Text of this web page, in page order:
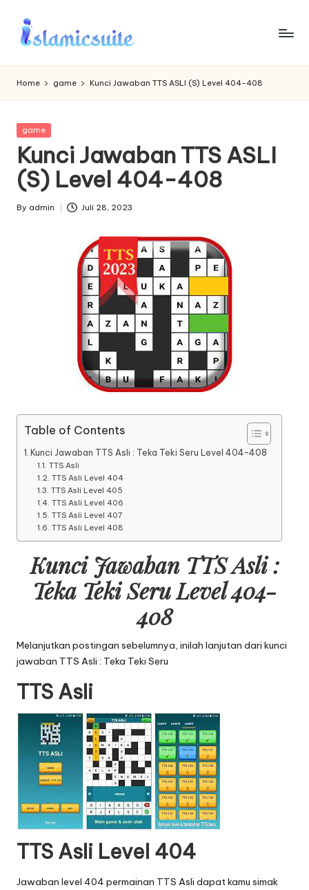
Skip
Home game Kunci Jawaban TTS ASLI (S) Level 404-408
Posted
game
Kunci Jawaban TTS ASLI
(S) Level 404-408
Posted
By admin Juli 28, 2023
Table of Contents
Kunci Jawaban TTS Asli : Teka Teki Seru Level 404-408
TTS Asli
TTS Asli Level 404
TTS Asli Level 405
TTS Asli Level 406
TTS Asli Level 407
TTS Asli Level 408
Kunci Jawaban TTS Asli :
Teka Teki Seru Level 404-
408
Melanjutkan postingan sebelumnya, inilah lanjutan dari kunci
jawaban TTS Asli : Teka Teki Seru
TTS Asli
TTS Asli Level 404
Jawaban level 404 permainan TTS Asli dapat kamu simak